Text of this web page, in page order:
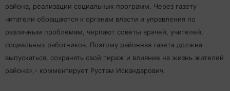
района, реализации социальных программ. Через газету
читатели обращаются к органам власти и управления по
различным проблемам, черпают советы врачей, учителей,
социальных работников. Поэтому районная газета должна
выпускаться, сохранять свой тираж и влияние на жизнь жителей
района»,- комментирует Рустам Искандарович.